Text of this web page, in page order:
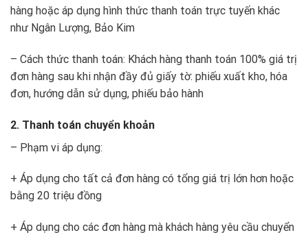
hàng hoặc áp dụng hình thức thanh toán trực tuyến khác
như Ngân Lượng, Bảo Kim
– Cách thức thanh toán: Khách hàng thanh toán 100% giá trị
đơn hàng sau khi nhận đầy đủ giấy tờ: phiếu xuất kho, hóa
đơn, hướng dẫn sử dụng, phiếu bảo hành
2. Thanh toán chuyển khoản
– Phạm vi áp dụng:
+ Áp dụng cho tất cả đơn hàng có tổng giá trị lớn hơn hoặc
bằng 20 triệu đồng
+ Áp dụng cho các đơn hàng mà khách hàng yêu cầu chuyển